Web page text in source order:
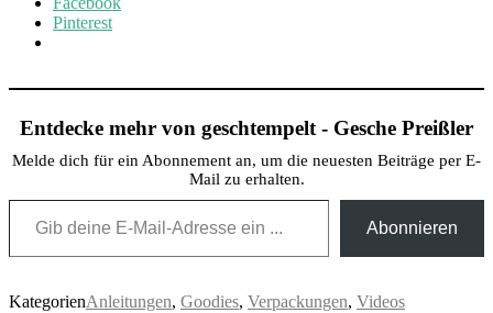
Pinterest
Entdecke mehr von geschtempelt - Gesche Preißler
Melde dich für ein Abonnement an, um die neuesten Beiträge per E-
Mail zu erhalten.
Gib deine E-Mail-Adresse ein ...
Abonnieren
KategorienAnleitungen, Goodies, Verpackungen, Videos